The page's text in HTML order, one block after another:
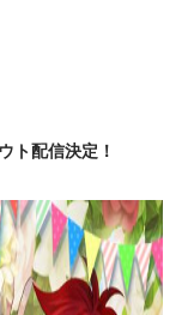
ト配信決定！